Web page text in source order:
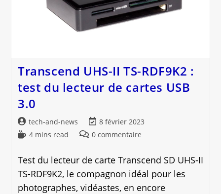
V30
Transcend UHS-II TS-RDF9K2 :
test du lecteur de cartes USB
3.0
Auteur/autrice
de
la
tech-and-news
Dernière
modification
publication :
8 février 2023
Temps
lecture :
4 mins read
Commentaires
publication :
0 commentaire
Test du lecteur de carte Transcend SD UHS-II
TS-RDF9K2, le compagnon idéal pour les
photographes, vidéastes, en encore